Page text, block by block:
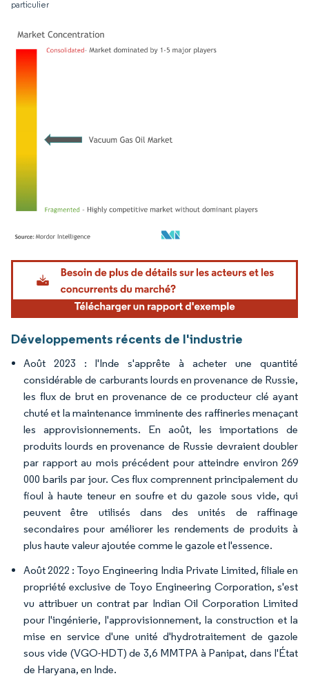
particulier
Image © Mordor Intelligence. La réutilisation nécessite une attribution sous CC BY
Développements récents de l'industrie
Août 2023 : l'Inde s'apprête à acheter une quantité
considérable de carburants lourds en provenance de Russie,
les flux de brut en provenance de ce producteur clé ayant
chuté et la maintenance imminente des raffineries menaçant
les approvisionnements. En août, les importations de
produits lourds en provenance de Russie devraient doubler
par rapport au mois précédent pour atteindre environ 269
000 barils par jour. Ces flux comprennent principalement du
fioul à haute teneur en soufre et du gazole sous vide, qui
peuvent être utilisés dans des unités de raffinage
secondaires pour améliorer les rendements de produits à
plus haute valeur ajoutée comme le gazole et l'essence.
Août 2022 : Toyo Engineering India Private Limited, filiale en
propriété exclusive de Toyo Engineering Corporation, s'est
vu attribuer un contrat par Indian Oil Corporation Limited
pour l'ingénierie, l'approvisionnement, la construction et la
mise en service d'une unité d'hydrotraitement de gazole
sous vide (VGO-HDT) de 3,6 MMTPA à Panipat, dans l'État
de Haryana, en Inde.